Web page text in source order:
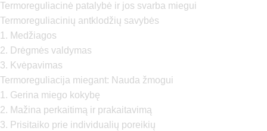
Termoreguliacinė patalybė ir jos svarba miegui
Termoreguliacinių antklodžių savybės
1. Medžiagos
2. Drėgmės valdymas
3. Kvėpavimas
Termoreguliacija miegant: Nauda žmogui
1. Gerina miego kokybę
2. Mažina perkaitimą ir prakaitavimą
3. Prisitaiko prie individualių poreikių